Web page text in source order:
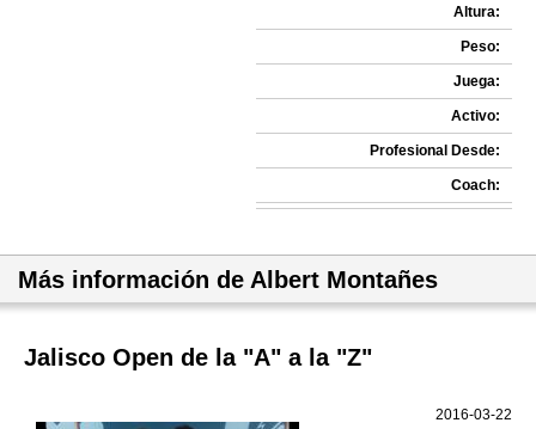
Altura:
Peso:
Juega:
Activo:
Profesional Desde:
Coach:
Más información de Albert Montañes
Jalisco Open de la "A" a la "Z"
2016-03-22